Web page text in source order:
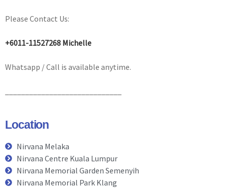
Please Contact Us:
+6011-11527268 Michelle
Whatsapp / Call is available anytime.
Location
Nirvana Melaka
Nirvana Centre Kuala Lumpur
Nirvana Memorial Garden Semenyih
Nirvana Memorial Park Klang